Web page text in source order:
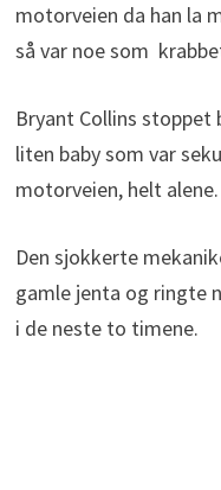
motorveien da han la
så var noe som
Bryant Collins stoppet
liten baby som var
motorveien, helt
Den sjokkerte
gamle jenta og ringte
i de neste to timene.